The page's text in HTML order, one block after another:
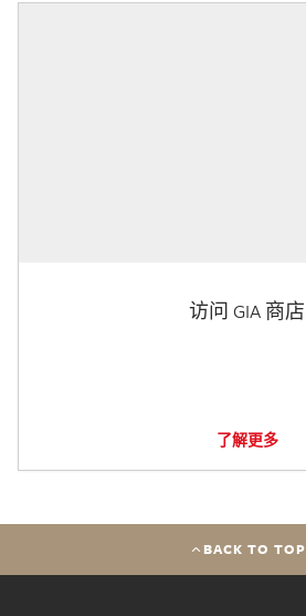
访问 GIA 商店
了解更多
BACK TO TOP